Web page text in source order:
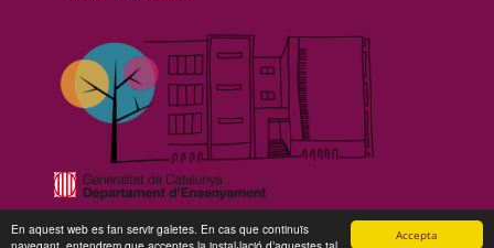
Accepta
En aquest web es fan servir galetes. En cas que continuïs
Avís legal|Sobre el web| © 2026 Generalitat de Catalunya |Fet amb